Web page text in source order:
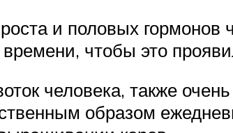
и половых
чтобы это
человека, также
образом